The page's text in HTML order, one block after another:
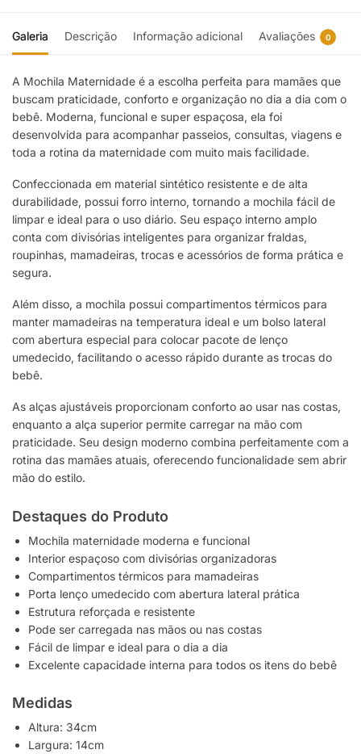
Galeria Descrição Informação adicional Avaliações 0
A Mochila Maternidade é a escolha perfeita para mamães que
buscam praticidade, conforto e organização no dia a dia com o
bebê. Moderna, funcional e super espaçosa, ela foi
desenvolvida para acompanhar passeios, consultas, viagens e
toda a rotina da maternidade com muito mais facilidade.
Confeccionada em material sintético resistente e de alta
durabilidade, possui forro interno, tornando a mochila fácil de
limpar e ideal para o uso diário. Seu espaço interno amplo
conta com divisórias inteligentes para organizar fraldas,
roupinhas, mamadeiras, trocas e acessórios de forma prática e
segura.
Além disso, a mochila possui compartimentos térmicos para
manter mamadeiras na temperatura ideal e um bolso lateral
com abertura especial para colocar pacote de lenço
umedecido, facilitando o acesso rápido durante as trocas do
bebê.
As alças ajustáveis proporcionam conforto ao usar nas costas,
enquanto a alça superior permite carregar na mão com
praticidade. Seu design moderno combina perfeitamente com a
rotina das mamães atuais, oferecendo funcionalidade sem abrir
mão do estilo.
Destaques do Produto
Mochila maternidade moderna e funcional
Interior espaçoso com divisórias organizadoras
Compartimentos térmicos para mamadeiras
Porta lenço umedecido com abertura lateral prática
Estrutura reforçada e resistente
Pode ser carregada nas mãos ou nas costas
Fácil de limpar e ideal para o dia a dia
Excelente capacidade interna para todos os itens do bebê
Medidas
Altura: 34cm
Largura: 14cm